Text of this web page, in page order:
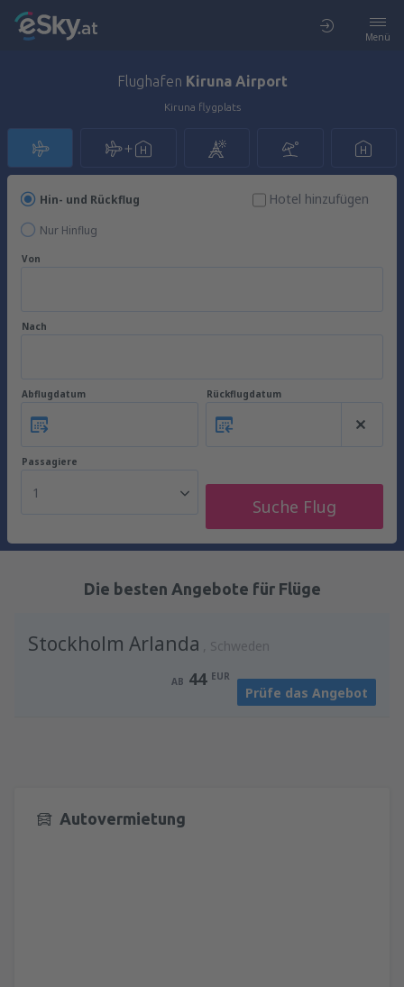
Menü
Flughafen Kiruna Airport
Kiruna flygplats
Hin- und Rückflug
Nur Hinflug
Hotel hinzufügen
Von
Nach
Abflugdatum Rückflugdatum
Passagiere
1
Suche Flug
Die besten Angebote für Flüge
Stockholm Arlanda Schweden
AB 44 EUR
Prüfe das Angebot
Autovermietung